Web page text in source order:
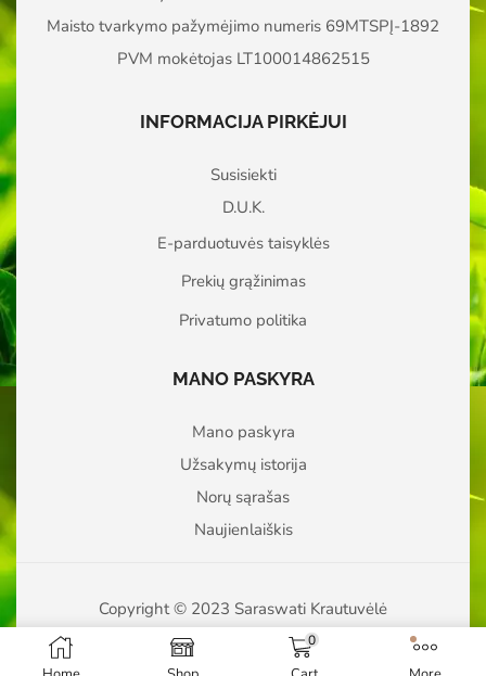
Maisto tvarkymo pažymėjimo numeris 69MTSPĮ-1892
PVM mokėtojas LT100014862515
INFORMACIJA PIRKĖJUI
Susisiekti
D.U.K.
E-parduotuvės taisyklės
Prekių grąžinimas
Privatumo politika
MANO PASKYRA
Mano paskyra
Užsakymų istorija
Norų sąrašas
Naujienlaiškis
Copyright © 2023 Saraswati Krautuvėlė
0